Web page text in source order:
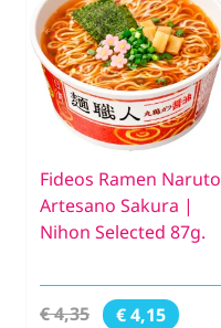
Fideos Ramen Naruto
Artesano Sakura |
Nihon Selected 87g.
€ 4,35 € 4,15